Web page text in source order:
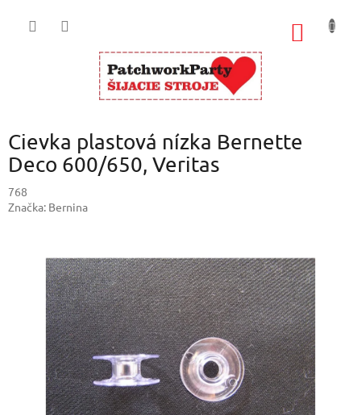
Cievka plastová nízka Bernette
Deco 600/650, Veritas
768
Značka: Bernina